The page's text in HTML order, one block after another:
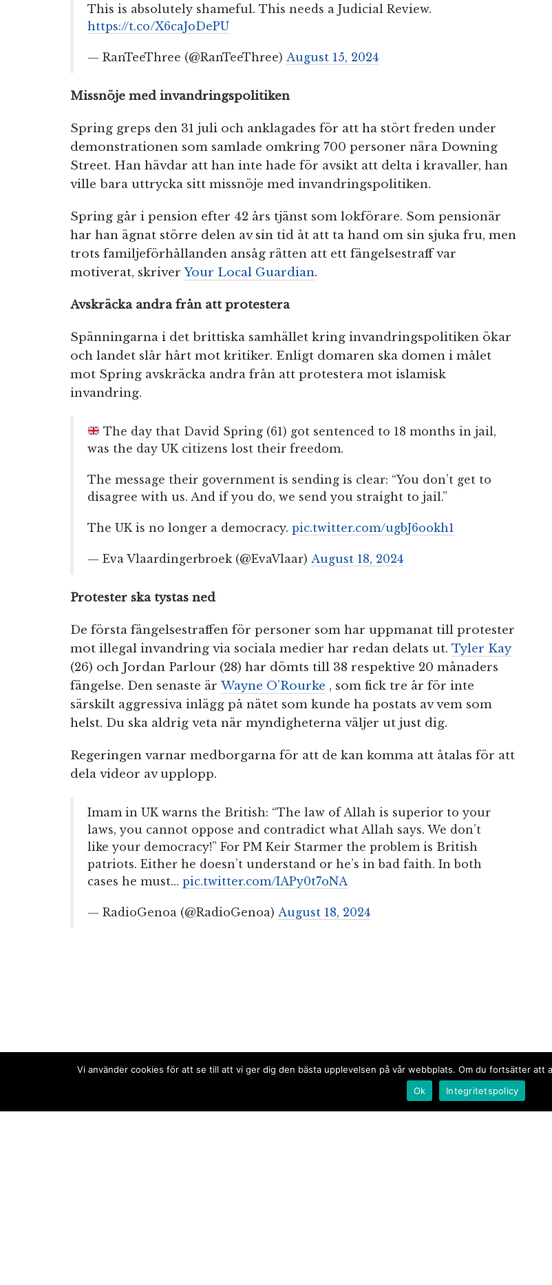
This is absolutely shameful. This needs a Judicial Review.
https://t.co/X6caJoDePU
— RanTeeThree (@RanTeeThree) August 15, 2024
Missnöje med invandringspolitiken
Spring greps den 31 juli och anklagades för att ha stört freden under
demonstrationen som samlade omkring 700 personer nära Downing
Street. Han hävdar att han inte hade för avsikt att delta i kravaller, han
ville bara uttrycka sitt missnöje med invandringspolitiken.
Spring går i pension efter 42 års tjänst som lokförare. Som pensionär
har han ägnat större delen av sin tid åt att ta hand om sin sjuka fru, men
trots familjeförhållanden ansåg rätten att ett fängelsestraff var
motiverat, skriverYour Local Guardian.
Avskräcka andra från att protestera
Spänningarna i det brittiska samhället kring invandringspolitiken ökar
och landet slår hårt mot kritiker. Enligt domaren ska domen i målet
mot Spring avskräcka andra från att protestera mot islamisk
invandring.
The day that David Spring (61) got sentenced to 18 months in jail,
was the day UK citizens lost their freedom.
The message their government is sending is clear: “You don’t get to
disagree with us. And if you do, we send you straight to jail.”
The UK is no longer a democracy. pic.twitter.com/ugbJ6ookh1
— Eva Vlaardingerbroek (@EvaVlaar) August 18, 2024
Protester ska tystas ned
De första fängelsestraffen för personer som har uppmanat till protester
mot illegal invandring via sociala medier har redan delats ut. Tyler Kay
(26) och Jordan Parlour (28) har dömts till 38 respektive 20 månaders
fängelse. Den senaste är Wayne O’Rourke , som fick tre år för inte
särskilt aggressiva inlägg på nätet som kunde ha postats av vem som
helst. Du ska aldrig veta när myndigheterna väljer ut just dig.
Regeringen varnar medborgarna för att de kan komma att åtalas för att
dela videor av upplopp.
Imam in UK warns the British: “The law of Allah is superior to your
laws, you cannot oppose and contradict what Allah says. We don’t
like your democracy!” For PM Keir Starmer the problem is British
patriots. Either he doesn’t understand or he’s in bad faith. In both
cases he must… pic.twitter.com/IAPy0t7oNA
— RadioGenoa (@RadioGenoa) August 18, 2024
Vi använder cookies för att se till att vi ger dig den bästa upplevelsen på vår webbplats. Om du fortsätter
Ok
Integritetspolicy